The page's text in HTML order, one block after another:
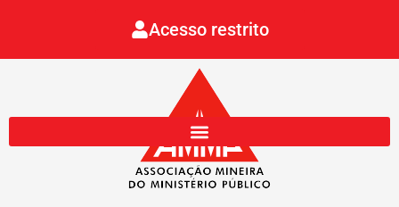
Acesso restrito